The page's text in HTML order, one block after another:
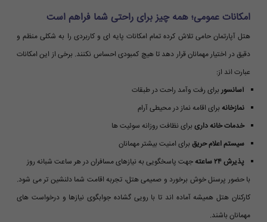
امکانات عمومی؛ همه چیز برای راحتی شما فراهم است
هتل آپارتمان حامی تلاش کرده تمام امکانات پایه ای و کاربردی را به شکلی منظم و
دقیق در اختیار مهمانان قرار دهد تا هیچ کمبودی احساس نکنند. برخی از این امکانات
عبارت اند از:
آسانسوربرای رفت وآمد راحت در طبقات
نمازخانه برای اقامه نماز در محیطی آرام
خدمات خانه داری برای نظافت روزانه سوئیت ها
سیستم اعلام حریق برای امنیت بیشتر مهمانان
پذیرش ۲۴ ساعته
جهت پاسخگویی به نیازهای مسافران در هر ساعت شبانه روز
با حضور پرسنل خوش برخورد و صمیمی هتل، تجربه اقامت شما دلنشین تر می شود.
کارکنان هتل همیشه آماده اند تا با رویی گشاده جوابگوی نیازها و درخواست های
مهمانان باشند.